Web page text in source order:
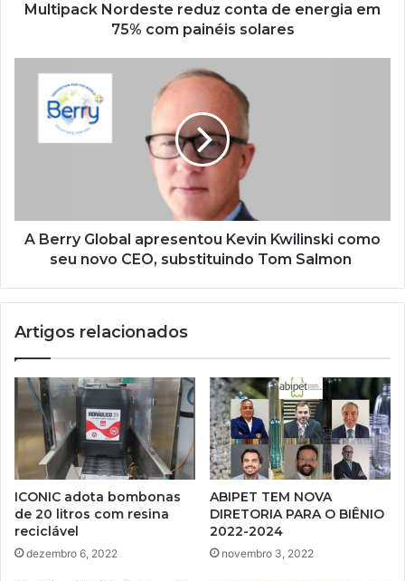
painéis
Multipack Nordeste reduz conta de energia em
75% com painéis solares
Global
apresentou
Kevin
novo
CEO,
substituindo
A Berry Global apresentou Kevin Kwilinski como
seu novo CEO, substituindo Tom Salmon
Artigos relacionados
ICONIC adota bombonas
de 20 litros com resina
reciclável
dezembro 6, 2022
ABIPET TEM NOVA
DIRETORIA PARA O BIÊNIO
2022-2024
novembro 3, 2022